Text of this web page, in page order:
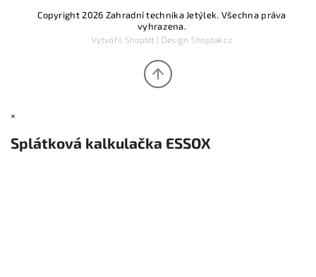
Copyright 2026 Zahradní technika Jetýlek. Všechna práva
vyhrazena.
Vytvořil Shoptet| Design Shoptak.cz
×
Splátková kalkulačka ESSOX